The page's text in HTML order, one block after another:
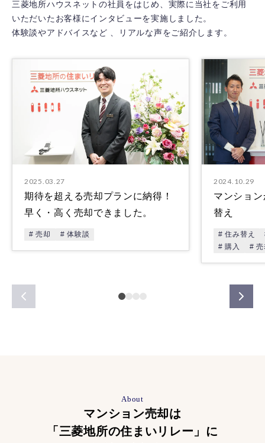
三菱地所ハウスネットの社員をはじめ、実際に当社をご利用
いただいたお客様にインタビューを実施しました。
体験談やアドバイスなど 、リアルな声をご紹介します。
2025.03.27
期待を超える売却プランに納得！
早く・高く売却できました。
# 売却 # 体験談
2024.10.29
マンショ
替え
# 住み替え
# 購入
# 売
About
マンション売却は
「三菱地所の住まいリレー」に